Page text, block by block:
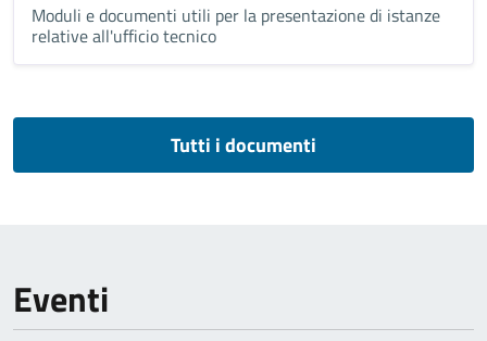
Moduli e documenti utili per la presentazione di istanze
relative all'ufficio tecnico
Tutti i documenti
Eventi